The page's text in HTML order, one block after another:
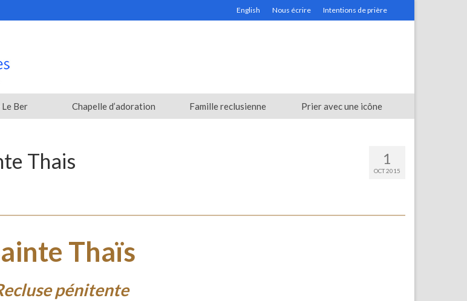
English Nous écrire Intentions de prière
Le Ber Chapelle d’adoration Famille reclusienne Prier avec une icône
1
OCT 2015
Thais
Thaïs
pénitente